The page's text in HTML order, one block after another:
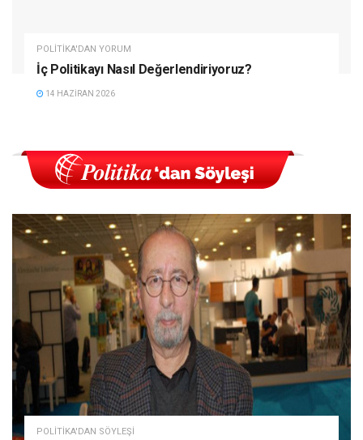
POLITIKA'DAN YORUM
İç Politikayı Nasıl Değerlendiriyoruz?
14 HAZIRAN 2026
POLITIKA'DAN SÖYLEŞI